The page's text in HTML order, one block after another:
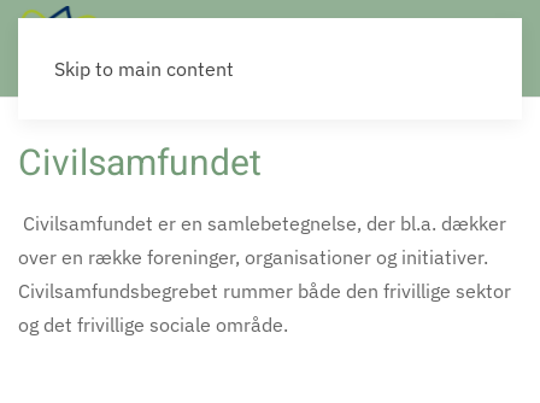
Skip to main content
Civilsamfundet
Civilsamfundet er en samlebetegnelse, der bl.a. dækker
over en række foreninger, organisationer og initiativer.
Civilsamfundsbegrebet rummer både den frivillige sektor
og det frivillige sociale område.